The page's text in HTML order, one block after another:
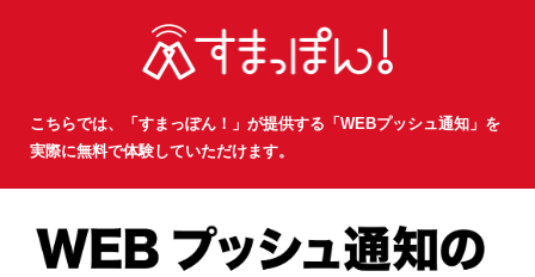
こちらでは、「すまっぽん！」が提供する「WEBプッシュ通知」を
実際に無料で体験していただけます。